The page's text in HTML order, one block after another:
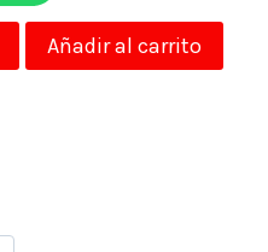
Añadir al carrito